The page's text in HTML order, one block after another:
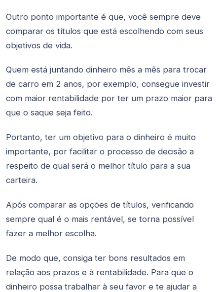
Outro ponto importante é que, você sempre deve
comparar os títulos que está escolhendo com seus
objetivos de vida.
Quem está juntando dinheiro mês a mês para trocar
de carro em 2 anos, por exemplo, consegue investir
com maior rentabilidade por ter um prazo maior para
que o saque seja feito.
Portanto, ter um objetivo para o dinheiro é muito
importante, por facilitar o processo de decisão a
respeito de qual será o melhor título para a sua
carteira.
Após comparar as opções de títulos, verificando
sempre qual é o mais rentável, se torna possível
fazer a melhor escolha.
De modo que, consiga ter bons resultados em
relação aos prazos e à rentabilidade. Para que o
dinheiro possa trabalhar à seu favor e te ajudar a